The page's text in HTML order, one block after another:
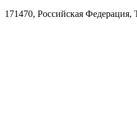
171470, Российская Федерация,